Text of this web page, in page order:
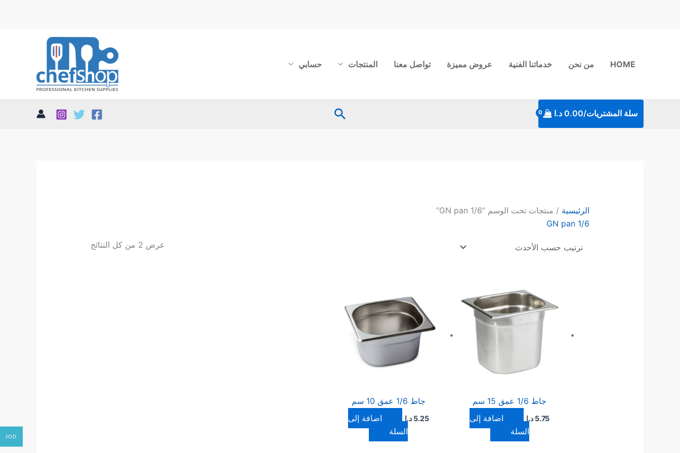
HOME من نحن خدماتنا الفنية عروض مميزة تواصل معنا المنتجات حسابي
سلة المشتريات/0.00 د.ا البحث
الرئيسية / منتجات تحت الوسم “GN pan 1/6”
GN pan 1/6
عرض ⁦2⁩ من كل النتائج
جاط 1/6 عمق 15 سم
5.75 د.ا
إضافة إلى
السلة
جاط 1/6 عمق 10 سم
5.25 د.ا
إضافة إلى
السلة
JOD